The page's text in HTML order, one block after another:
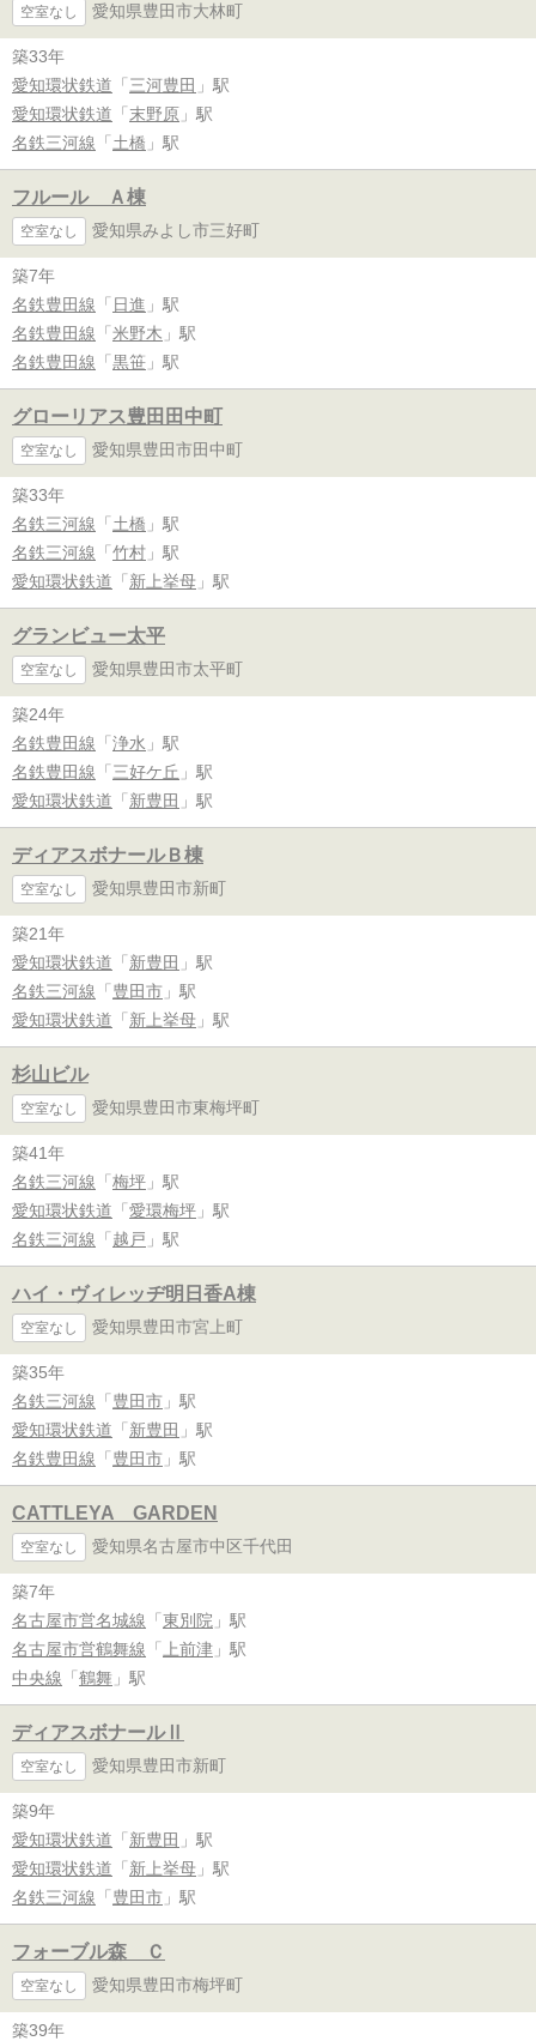
空室なし 愛知県豊田市大林町
築33年
愛知環状鉄道 「 三河豊田 」駅
愛知環状鉄道 「 末野原 」駅
名鉄三河線 「 土橋 」駅
フルール Ａ棟
空室なし 愛知県みよし市三好町
築7年
名鉄豊田線 「 日進 」駅
名鉄豊田線 「 米野木 」駅
名鉄豊田線 「 黒笹 」駅
グローリアス豊田田中町
空室なし 愛知県豊田市田中町
築33年
名鉄三河線 「 土橋 」駅
名鉄三河線 「 竹村 」駅
愛知環状鉄道 「 新上挙母 」駅
グランビュー太平
空室なし 愛知県豊田市太平町
築24年
名鉄豊田線 「 浄水 」駅
名鉄豊田線 「 三好ケ丘 」駅
愛知環状鉄道 「 新豊田 」駅
ディアスボナールＢ棟
空室なし 愛知県豊田市新町
築21年
愛知環状鉄道 「 新豊田 」駅
名鉄三河線 「 豊田市 」駅
愛知環状鉄道 「 新上挙母 」駅
杉山ビル
空室なし 愛知県豊田市東梅坪町
築41年
名鉄三河線 「 梅坪 」駅
愛知環状鉄道 「 愛環梅坪 」駅
名鉄三河線 「 越戸 」駅
ハイ・ヴィレッヂ明日香A棟
空室なし 愛知県豊田市宮上町
築35年
名鉄三河線 「 豊田市 」駅
愛知環状鉄道 「 新豊田 」駅
名鉄豊田線 「 豊田市 」駅
CATTLEYA GARDEN
空室なし 愛知県名古屋市中区千代田
築7年
名古屋市営名城線 「 東別院 」駅
名古屋市営鶴舞線 「 上前津 」駅
中央線 「 鶴舞 」駅
ディアスボナールⅡ
空室なし 愛知県豊田市新町
築9年
愛知環状鉄道 「 新豊田 」駅
愛知環状鉄道 「 新上挙母 」駅
名鉄三河線 「 豊田市 」駅
フォーブル森 Ｃ
空室なし 愛知県豊田市梅坪町
築39年